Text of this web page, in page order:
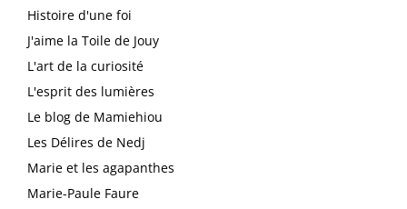
Histoire d'une foi
J'aime la Toile de Jouy
L'art de la curiosité
L'esprit des lumières
Le blog de Mamiehiou
Les Délires de Nedj
Marie et les agapanthes
Marie-Paule Faure